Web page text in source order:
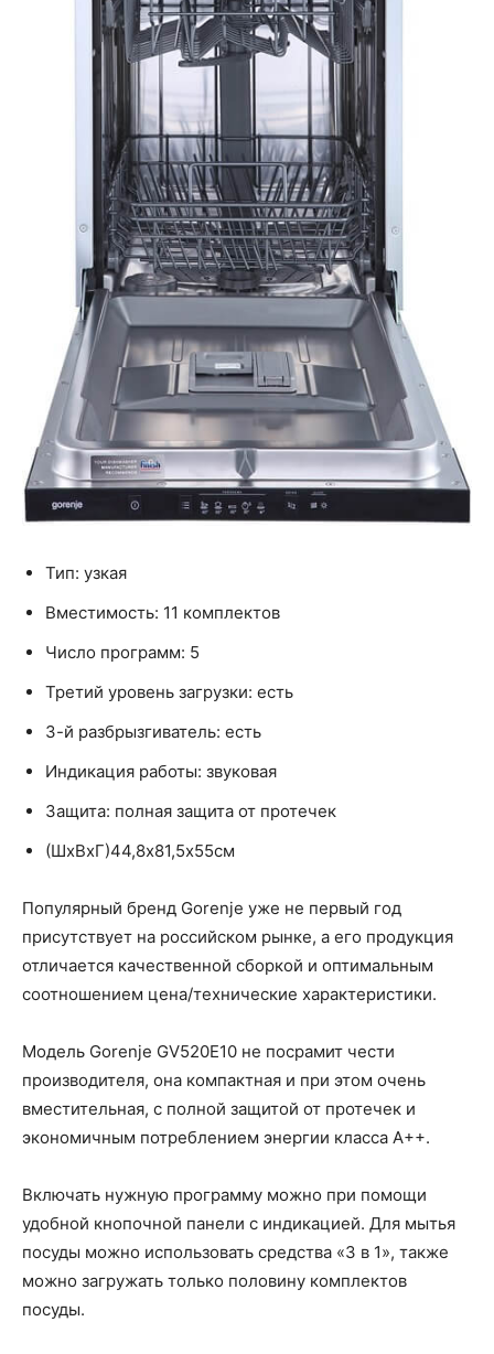
Тип: узкая
Вместимость: 11 комплектов
Число программ: 5
Третий уровень загрузки: есть
3-й разбрызгиватель: есть
Индикация работы: звуковая
Защита: полная защита от протечек
(ШхВхГ)44,8х81,5х55см
Популярный бренд Gorenje уже не первый год
присутствует на российском рынке, а его продукция
отличается качественной сборкой и оптимальным
соотношением цена/технические характеристики.
Модель Gorenje GV520E10 не посрамит чести
производителя, она компактная и при этом очень
вместительная, с полной защитой от протечек и
экономичным потреблением энергии класса А++.
Включать нужную программу можно при помощи
удобной кнопочной панели с индикацией. Для мытья
посуды можно использовать средства «3 в 1», также
можно загружать только половину комплектов
посуды.